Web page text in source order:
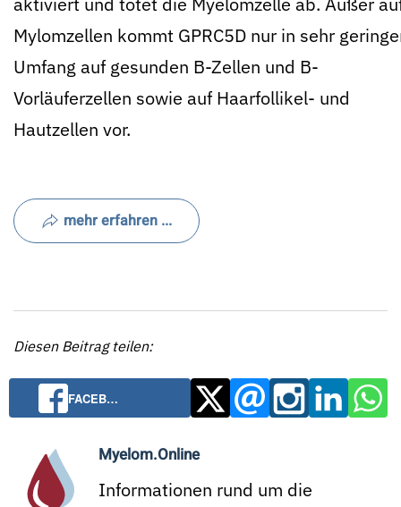
Mylomzellen kommt GPRC5D nur in sehr
Umfang auf gesunden B-Zellen und B-
Vorläuferzellen sowie auf Haarfollikel- und
Hautzellen vor.
mehr erfahren ...
Diesen Beitrag teilen:
FACEB…
Myelom.Online
Informationen rund um die